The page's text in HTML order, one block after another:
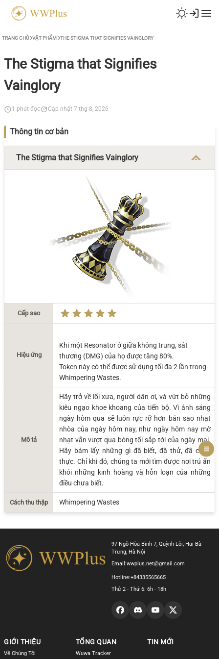
TRANG CHỦ VẬT PHẨM THE STIGMA THAT SIGNIFIES VAINGLORY
The Stigma that Signifies
Vainglory
1 phút đọc Cập nhật 7 thg 8, 2026
Thông tin cơ bản
The Stigma that Signifies Vainglory
Cấp sao
Hiệu ứng
Khi một Resonator ở giữa không trung, sát
thương (DMG) của họ được tăng 80%.
Token này có thể được sử dụng tối đa 2 lần trong
Whimpering Wastes.
Mô tả
Hãy trở về lối xưa, người dân ơi, và vứt bỏ những
kiêu ngạo khoe khoang của tiến bộ. Vì ánh sáng
ngày hôm qua sẽ luôn rực rỡ hơn bản sao nhạt
nhòa của ngày hôm nay, như ngày hôm nay mờ
nhạt vẫn vượt qua bóng tối sắp tới của ngày mai.
Hãy bám lấy những gì đã biết, đã thử, đã chân
thực. Chỉ khi đó, chúng ta mới tìm được nơi trú ẩn
khỏi những kinh hoàng và hỗn loạn của những
điều chưa biết.
Cách thu thập Whimpering Wastes
97 Ngõ Hòa Bình 7, Quỳnh Lôi, Hai Bà
Trưng, Hà Nội
Email:wwplus.net@gmail.com
Hotline:+84335565665
Thứ 2 - Thứ 6: 6h - 18h
GIỚI THIỆU
Về Chúng Tôi
TỔNG QUAN
Wuwa Tracker
TIN MỚI